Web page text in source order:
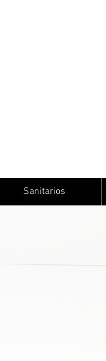
Sanitarios